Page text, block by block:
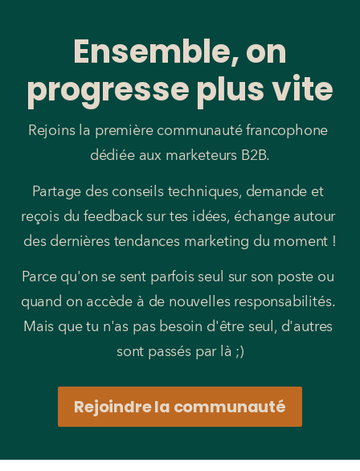
Ensemble, on
progresse plus vite
Rejoins la première communauté francophone
dédiée aux marketeurs B2B.
Partage des conseils techniques, demande et
reçois du feedback sur tes idées, échange autour
des dernières tendances marketing du moment !
Parce qu'on se sent parfois seul sur son poste ou
quand on accède à de nouvelles responsabilités.
Mais que tu n'as pas besoin d'être seul, d'autres
sont passés par là ;)
Rejoindre la communauté